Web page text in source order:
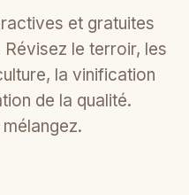
et gratuites
le terroir, les
la vinification
de la qualité.